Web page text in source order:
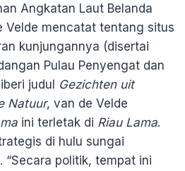
Angkatan Laut Belanda
Velde mencatat tentang situs
kunjungannya (disertai
Pulau Penyengat dan
judul Gezichten uit
Natuur, van de Velde
ini terletak di Riau Lama.
di hulu sungai
“Secara politik, tempat ini